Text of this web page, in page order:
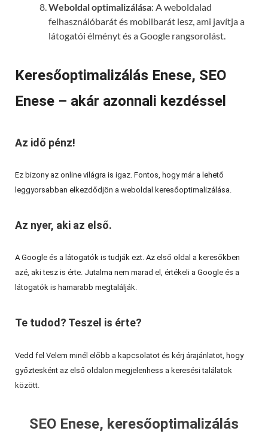
Weboldal optimalizálása: A weboldalad
felhasználóbarát és mobilbarát lesz, ami javítja a
látogatói élményt és a Google rangsorolást.
Keresőoptimalizálás Enese, SEO
Enese – akár azonnali kezdéssel
Az idő pénz!
Ez bizony az online világra is igaz. Fontos, hogy már a lehető
leggyorsabban elkezdődjön a weboldal keresőoptimalizálása.
Az nyer, aki az első.
A Google és a látogatók is tudják ezt. Az első oldal a keresőkben
azé, aki tesz is érte. Jutalma nem marad el, értékeli a Google és a
látogatók is hamarabb megtalálják.
Te tudod? Teszel is érte?
Vedd fel Velem minél előbb a kapcsolatot és kérj árajánlatot, hogy
győztesként az első oldalon megjelenhess a keresési találatok
között.
SEO Enese, keresőoptimalizálás